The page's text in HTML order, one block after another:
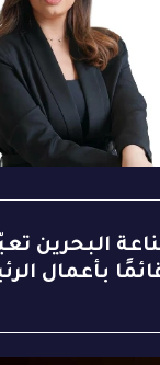
البحرين
بأعمال